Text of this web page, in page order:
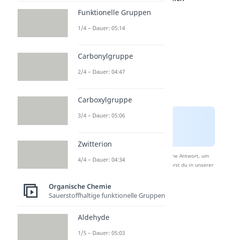
Nach Beantwortung speichern wir deine Antwort, um
Studyflix zu verbessern. Mehr dazu erfährst du in unserer
Radikalische
Polymerisation
Funktionelle Gruppen
1/4 – Dauer: 05:14
Carbonylgruppe
2/4 – Dauer: 04:47
Carboxylgruppe
3/4 – Dauer: 05:06
Zwitterion
4/4 – Dauer: 04:34
Organische Chemie
Sauerstoffhaltige funktionelle Gruppen
Aldehyde
1/5 – Dauer: 05:03